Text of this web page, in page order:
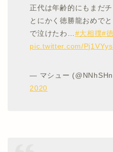
正代は年齢的にもまだ
とにかく徳勝龍おめでと
で泣けたわ… #大相撲#
pic.twitter.com/
— マシュー
2020